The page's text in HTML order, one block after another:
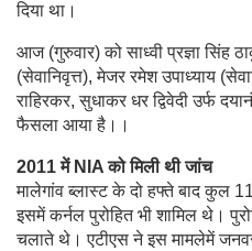
दिया था।
आज (गुरुवार) को साध्वी प्रज्ञा सिंह
(सेवानिवृत्त), मेजर रमेश उपाध्याय
राहिरकर, सुधाकर धर द्विवेदी उर्फ
फैसला आया है।।
2011 में NIA को मिली थी जांच
मालेगांव ब्लास्ट के दो हफ्ते बाद कुल
इसमें कर्नल पुरोहित भी शामिल थे।
चलाते थे। एटीएस ने इस मामलेमें